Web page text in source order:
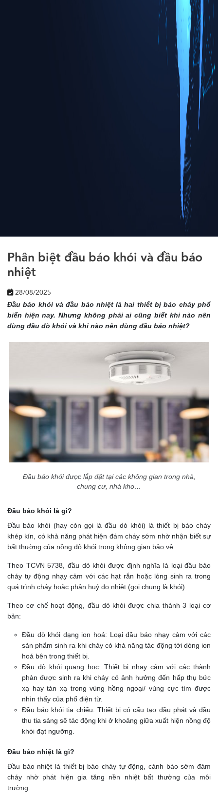
Phân biệt đầu báo khói và đầu báo
nhiệt
28/08/2025
Đầu báo khói và đầu báo nhiệt là hai thiết bị báo cháy phổ
biến hiện nay. Nhưng không phải ai cũng biết khi nào nên
dùng đầu dò khói và khi nào nên dùng đầu báo nhiệt?
Đầu báo khói được lắp đặt tại các không gian trong nhà,
chung cư, nhà kho…
Đầu báo khói là gì?
Đầu báo khói (hay còn gọi là đầu dò khói) là thiết bị báo cháy
khép kín, có khả năng phát hiện đám cháy sớm nhờ nhận biết sự
bất thường của nồng độ khói trong không gian bảo vệ.
Theo TCVN 5738, đầu dò khói được định nghĩa là loại đầu báo
cháy tự động nhạy cảm với các hạt rắn hoặc lỏng sinh ra trong
quá trình cháy hoặc phân huỷ do nhiệt (gọi chung là khói).
Theo cơ chế hoạt động, đầu dò khói được chia thành 3 loại cơ
bản:
Đầu dò khói dạng ion hoá: Loại đầu báo nhạy cảm với các
sản phẩm sinh ra khi cháy có khả năng tác động tới dòng ion
hoá bên trong thiết bị.
Đầu dò khói quang học: Thiết bị nhạy cảm với các thành
phàn được sinh ra khi cháy có ảnh hưởng đến hấp thụ bức
xạ hay tán xạ trong vùng hồng ngoại/ vùng cực tím được
nhìn thấy của phổ điện từ.
Đầu báo khói tia chiếu: Thiết bị có cấu tạo đầu phát và đầu
thu tia sáng sẽ tác động khi ở khoảng giữa xuất hiện nồng độ
khói đạt ngưỡng.
Đầu báo nhiệt là gì?
Đầu báo nhiệt là thiết bị báo cháy tự động, cảnh báo sớm đám
cháy nhờ phát hiện gia tăng nền nhiệt bất thường của môi
trường.